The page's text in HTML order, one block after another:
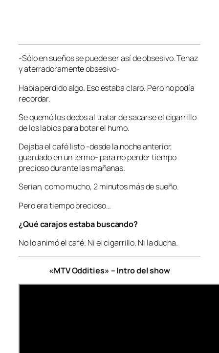
-Sólo en sueños se puede ser así de obsesivo. Tenaz
y aterradoramente obsesivo-
Había perdido algo. Eso estaba claro. Pero no podía
recordar.
Se quemó los dedos al tratar de sacarse el cigarrillo
de los labios para botar el humo.
Dejaba el café listo -desde la noche anterior,
guardado en un termo- para no perder tiempo
precioso durante las mañanas.
Serían, como mucho, 2 minutos más de sueño.
Pero era tiempo precioso…
¿Qué carajos estaba buscando?
No lo animó el café. Ni el cigarrillo. Ni la ducha.
«MTV Oddities» – Intro del show